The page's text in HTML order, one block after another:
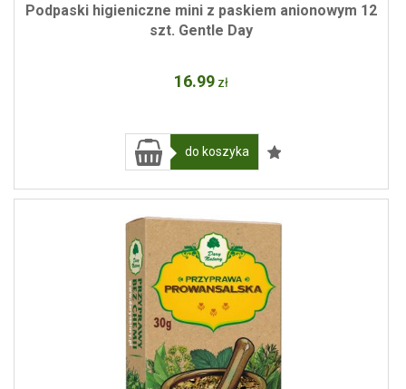
Podpaski higieniczne mini z paskiem anionowym 12
szt. Gentle Day
16.99 zł
do koszyka